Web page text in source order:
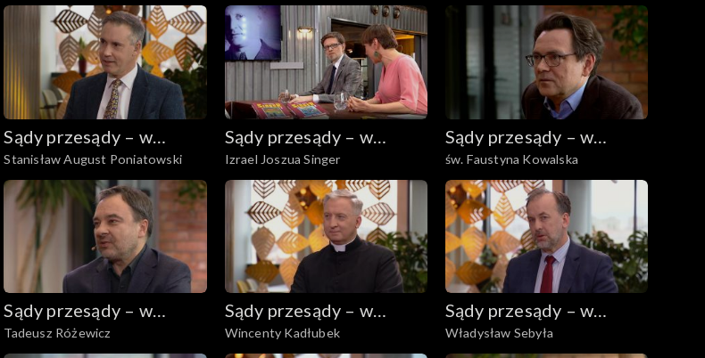
Sądy przesądy – w
powiększeniu
Stanisław August Poniatowski
Sądy przesądy – w
powiększeniu
Izrael Joszua Singer
Sądy przesądy – w
powiększeniu
św. Faustyna Kowalska
Sądy przesądy – w
powiększeniu
Tadeusz Różewicz
Sądy przesądy – w
powiększeniu
Wincenty Kadłubek
Sądy przesądy – w
powiększeniu
Władysław Sebyła